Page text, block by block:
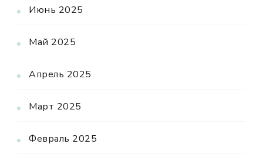
Июнь 2025
Май 2025
Апрель 2025
Март 2025
Февраль 2025